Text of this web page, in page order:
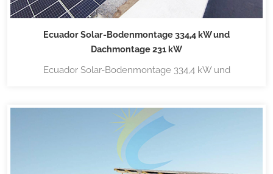
Ecuador Solar-Bodenmontage 334,4 kW und
Dachmontage 231 kW
Ecuador Solar-Bodenmontage 334,4 kW und
eine Aluminium-Bodenmontage mit Betonfundament.
Weitere Informationen zu den Montagestrukturen finden
Sie hier Bodenmontagekonstruktionen aus
AluminiumMetalldach...